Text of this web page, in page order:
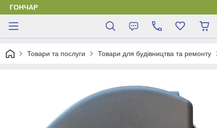
ГОНЧАР
Товари та послуги Товари для будівництва та ремонту